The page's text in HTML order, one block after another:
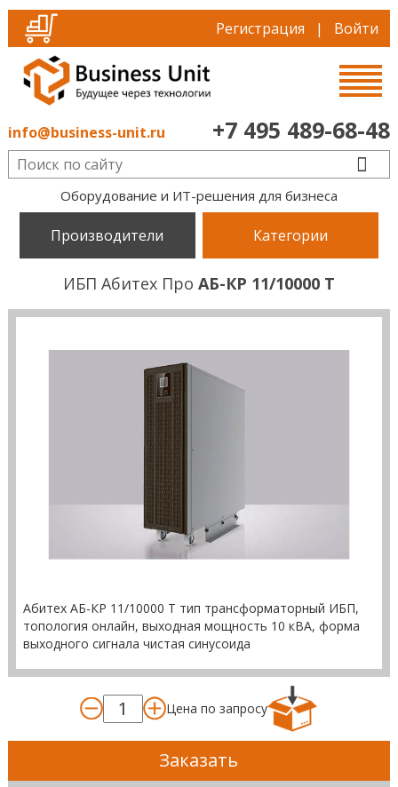
Регистрация | Войти
info@business-unit.ru +7 495 489-68-48
Оборудование и ИТ-решения для бизнеса
Производители Категории
ИБП Абитех Про АБ-КР 11/10000 Т
Абитех АБ-КР 11/10000 Т тип трансформаторный ИБП,
топология онлайн, выходная мощность 10 кВА, форма
выходного сигнала чистая синусоида
Цена по запросу
Заказать